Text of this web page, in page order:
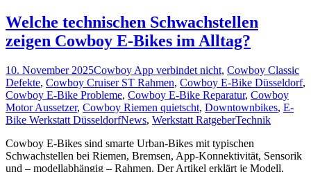
Welche technischen Schwachstellen
zeigen Cowboy E-Bikes im Alltag?
10. November 2025Cowboy App verbindet nicht, Cowboy Classic
Defekte, Cowboy Cruiser ST Rahmen, Cowboy E-Bike Düsseldorf,
Cowboy E-Bike Probleme, Cowboy E-Bike Reparatur, Cowboy
Motor Aussetzer, Cowboy Riemen quietscht, Downtownbikes, E-
Bike Werkstatt DüsseldorfNews, Werkstatt RatgeberTechnik
Cowboy E-Bikes sind smarte Urban-Bikes mit typischen
Schwachstellen bei Riemen, Bremsen, App-Konnektivität, Sensorik
und – modellabhängig – Rahmen. Der Artikel erklärt je Modell,